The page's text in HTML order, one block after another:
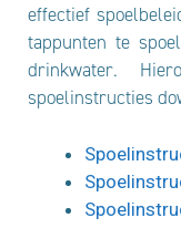
effectief
tappunten te
drinkwater.
spoelinstructies